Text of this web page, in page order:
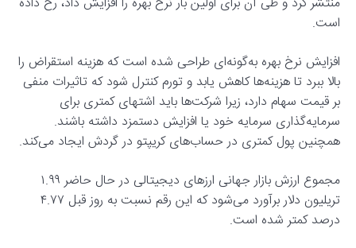
است.
افزایش نرخ بهره به‌گونه‌ای طراحی شده است که هزینه استقراض را
بالا ببرد تا هزینه‌ها کاهش یابد و تورم کنترل شود که تاثیرات منفی
بر قیمت سهام دارد، زیرا شرکت‌ها باید اشتهای کمتری برای
سرمایه‌گذاری سرمایه خود یا افزایش دستمزد داشته باشند.
همچنین پول کمتری در حساب‌های کریپتو در گردش ایجاد می‌کند.
مجموع ارزش بازار جهانی ارزهای دیجیتالی در حال حاضر ۱.۹۹
تریلیون دلار برآورد می‌شود که این رقم نسبت به روز قبل ۴.۷۷
درصد کمتر شده است.